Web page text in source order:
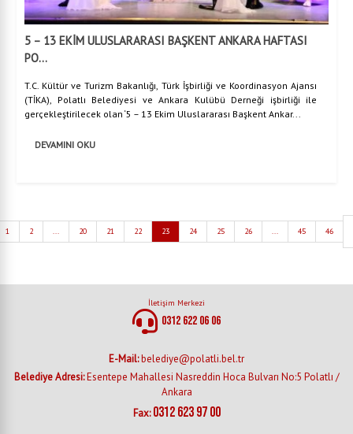
5 – 13 EKİM ULUSLARARASI BAŞKENT ANKARA HAFTASI
PO...
T.C. Kültür ve Turizm Bakanlığı, Türk İşbirliği ve Koordinasyon Ajansı
(TİKA), Polatlı Belediyesi ve Ankara Kulübü Derneği işbirliği ile
gerçekleştirilecek olan ‘5 – 13 Ekim Uluslararası Başkent Ankar...
DEVAMINI OKU
1 2 ... 20 21 22 23 24 25 26 ... 45 46
İletişim Merkezi
0312 622 06 06
E-Mail:belediye@polatli.bel.tr
Belediye Adresi:Esentepe Mahallesi Nasreddin Hoca Bulvarı No:5 Polatlı /
Ankara
Fax:0312 623 97 00